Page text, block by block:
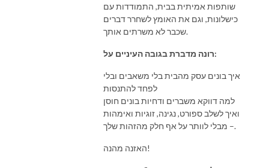
שותפות אמיתית בבית, התמודדות עם
כישלונות, וגם את האומץ לשחרר דברים
שכבר לא משרתים אותך.
רונה מדברת בגובה העיניים על:
איך בונים עסק מהבית בלי משאבים ובלי
לפחד להתנסות
למה דווקא משברים ודחיות בונים חוסן
ואיך לשלב ספורט, נגינה, זוגיות ואימהות
– מבלי לוותר על אף חלק מהזהות שלך.
האזנה מהנה!